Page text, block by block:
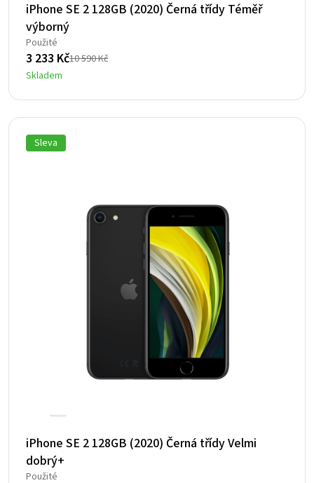
iPhone SE 2 128GB (2020) Černá třídy Téměř
výborný
Použité
10 590Kč
Původní
cena
byla:
10
590 Kč.
3 233 Kč
Aktuální
cena
je:
3
233 Kč.
Skladem
Sleva
iPhone SE 2 128GB (2020) Černá třídy Velmi
dobrý+
Použité